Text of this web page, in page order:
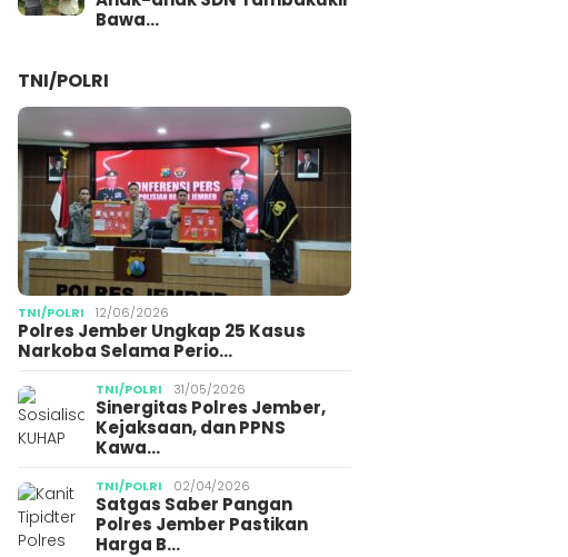
Bawa…
TNI/POLRI
TNI/POLRI 12/06/2026
Polres Jember Ungkap 25 Kasus
Narkoba Selama Perio…
TNI/POLRI 31/05/2026
Sinergitas Polres Jember,
Kejaksaan, dan PPNS
Kawa…
TNI/POLRI 02/04/2026
Satgas Saber Pangan
Polres Jember Pastikan
Harga B…